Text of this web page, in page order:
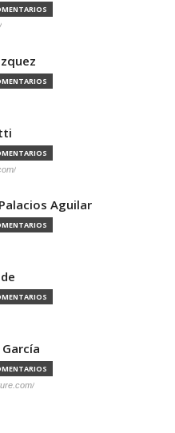
Aguilar